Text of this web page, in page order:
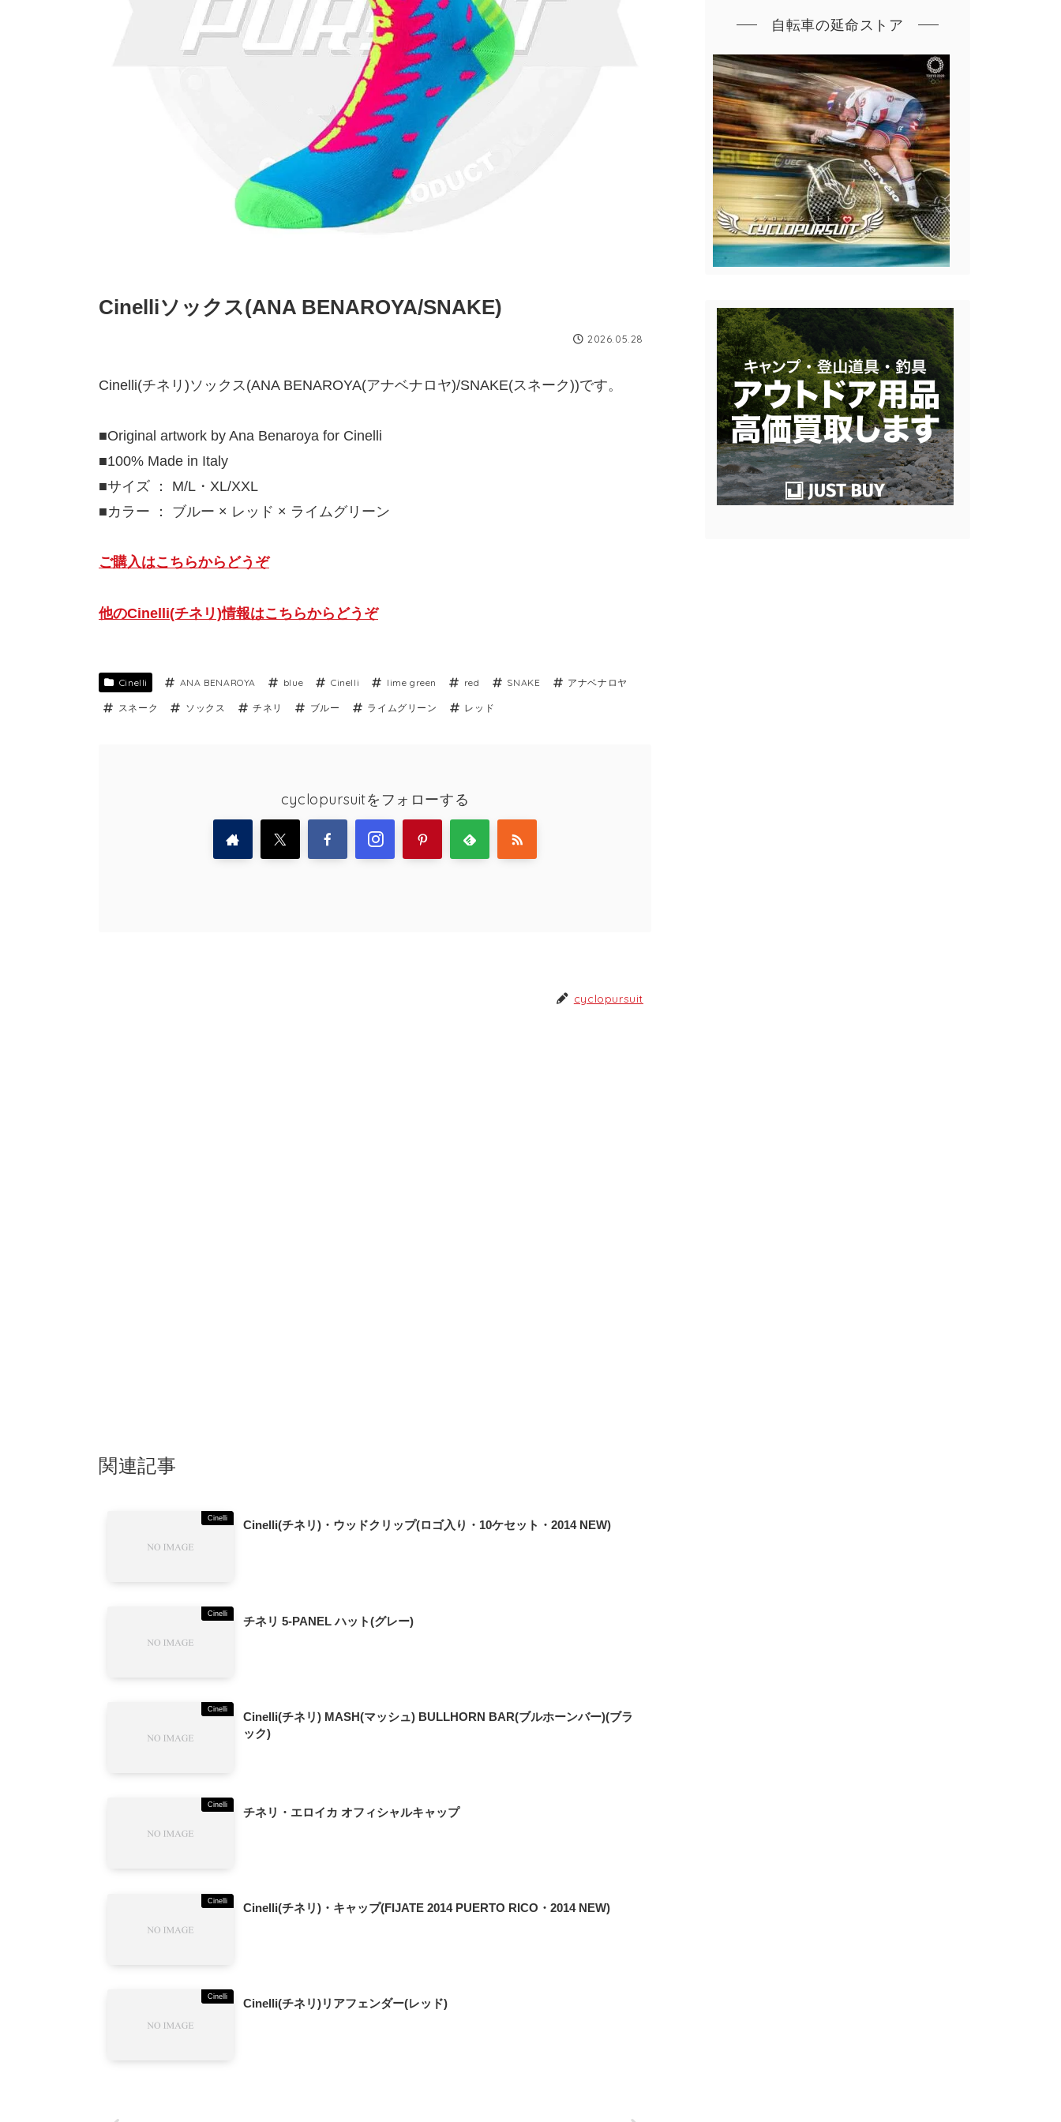
Cinelliソックス(ANA BENAROYA/SNAKE)
2026.05.28
Cinelli(チネリ)ソックス(ANA BENAROYA(アナベナロヤ)/SNAKE(スネーク))です。
■Original artwork by Ana Benaroya for Cinelli
■100% Made in Italy
■サイズ ： M/L・XL/XXL
■カラー ： ブルー × レッド × ライムグリーン
ご購入はこちらからどうぞ
他のCinelli(チネリ)情報はこちらからどうぞ
Cinelli ANA BENAROYA blue Cinelli lime green red SNAKE アナベナロヤ
スネーク ソックス チネリ ブルー ライムグリーン レッド
cyclopursuitをフォローする
cyclopursuit
関連記事
Cinelli
Cinelli(チネリ)・ウッドクリップ(ロゴ入り・10ケセット・2014 NEW)
Cinelli
チネリ 5-PANEL ハット(グレー)
Cinelli
Cinelli(チネリ) MASH(マッシュ) BULLHORN BAR(ブルホーンバー)(ブラ
ック)
Cinelli
チネリ・エロイカ オフィシャルキャップ
Cinelli
Cinelli(チネリ)・キャップ(FIJATE 2014 PUERTO RICO・2014 NEW)
Cinelli
Cinelli(チネリ)リアフェンダー(レッド)
自転車の延命ストア